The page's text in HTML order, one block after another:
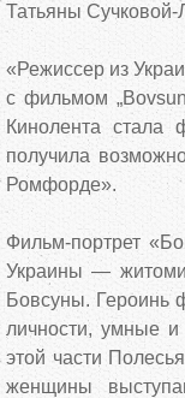
Татьяны Сучковой-
«Режиссер из
с фильмом
Кинолента стала
получила
Ромфорде».
Фильм-портрет
Украины —
Бовсуны. Героинь
личности, умные
этой части
женщины